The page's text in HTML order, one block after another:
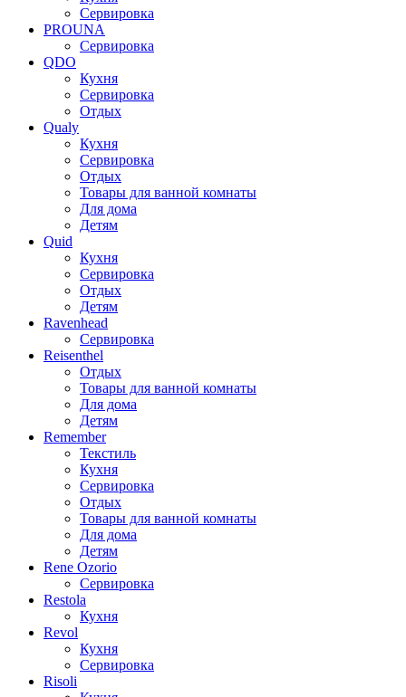
Сервировка
PROUNA
Сервировка
QDO
Кухня
Сервировка
Отдых
Qualy
Кухня
Сервировка
Отдых
Товары для ванной комнаты
Для дома
Детям
Quid
Кухня
Сервировка
Отдых
Детям
Ravenhead
Сервировка
Reisenthel
Отдых
Товары для ванной комнаты
Для дома
Детям
Remember
Текстиль
Кухня
Сервировка
Отдых
Товары для ванной комнаты
Для дома
Детям
Rene Ozorio
Сервировка
Restola
Кухня
Revol
Кухня
Сервировка
Risoli